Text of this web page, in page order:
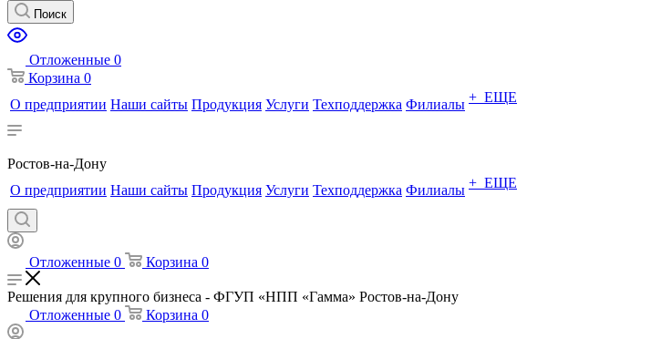
Поиск
Отложенные 0
Корзина 0
О предприятии Наши сайты Продукция Услуги Техподдержка Филиалы + ЕЩЕ
Ростов-на-Дону
О предприятии Наши сайты Продукция Услуги Техподдержка Филиалы + ЕЩЕ
Отложенные 0 Корзина 0
Решения для крупного бизнеса - ФГУП «НПП «Гамма» Ростов-на-Дону
Отложенные 0 Корзина 0